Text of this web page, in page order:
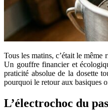
Tous les matins, c’était le
Un gouffre financier et
praticité absolue de la dosette
pourquoi le retour aux basiques
L’électrochoc du